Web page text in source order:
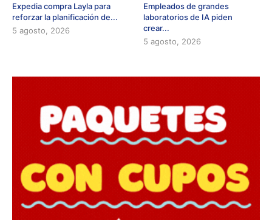
Expedia compra Layla para
reforzar la planificación de...
5 agosto, 2026
Empleados de grandes
laboratorios de IA piden
crear...
5 agosto, 2026